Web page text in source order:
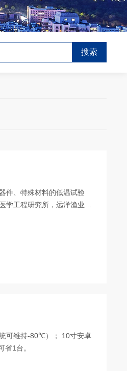
件、特殊材料的低温试验
学工程研究所，远洋渔业公
可维持-80℃）； 10寸安卓
省1台。